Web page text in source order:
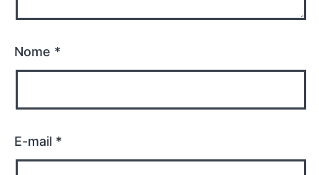
Nome *
E-mail *